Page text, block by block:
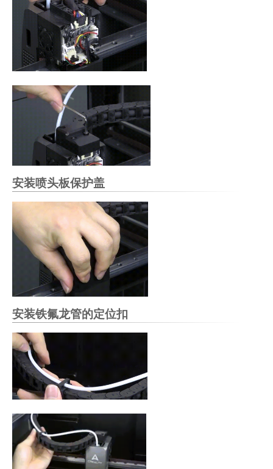
安装喷头板保护盖
安装铁氟龙管的定位扣